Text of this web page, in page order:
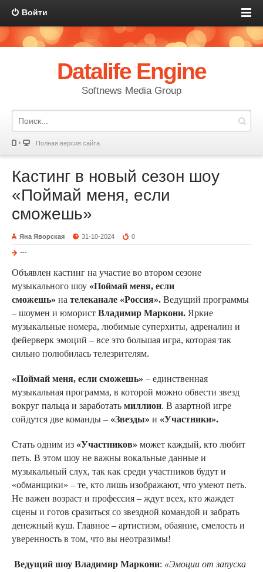
Войти
Datalife Engine
Softnews Media Group
Полная версия сайта
Кастинг в новый сезон шоу
«Поймай меня, если
сможешь»
Яна Яворская 31-10-2024 0
---
Объявлен кастинг на участие во втором сезоне
музыкального шоу «Поймай меня, если
сможешь» на телеканале «Россия». Ведущий программы
– шоумен и юморист Владимир Маркони. Яркие
музыкальные номера, любимые суперхиты, адреналин и
фейерверк эмоций – все это большая игра, которая так
сильно полюбилась телезрителям.
«Поймай меня, если сможешь» – единственная
музыкальная программа, в которой можно обвести звезд
вокруг пальца и заработать миллион. В азартной игре
сойдутся две команды – «Звезды» и «Участники».
Стать одним из «Участников» может каждый, кто любит
петь. В этом шоу не важны вокальные данные и
музыкальный слух, так как среди участников будут и
«обманщики» – те, кто лишь изображают, что умеют петь.
Не важен возраст и профессия – ждут всех, кто жаждет
сцены и готов сразиться со звездной командой и забрать
денежный куш. Главное – артистизм, обаяние, смелость и
уверенность в том, что вы неотразимы!
Ведущий шоу Владимир Маркони: «Эмоции от запуска